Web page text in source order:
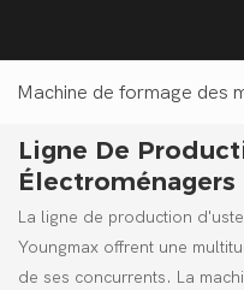
Machine de formage des
Ligne De
Électroménagers
La ligne de production
Youngmax offrent une
de ses concurrents. La